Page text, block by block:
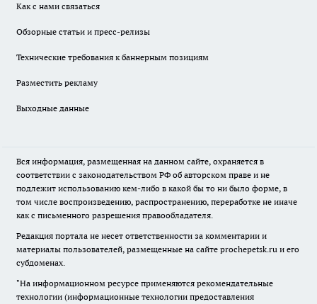
Как с нами связаться
Обзорные статьи и пресс-релизы
Технические требования к баннерным позициям
Разместить рекламу
Выходные данные
Вся информация, размещенная на данном сайте, охраняется в
соответствии с законодательством РФ об авторском праве и не
подлежит использованию кем-либо в какой бы то ни было форме, в
том числе воспроизведению, распространению, переработке не иначе
как с письменного разрешения правообладателя.
Редакция портала не несет ответственности за комментарии и
материалы пользователей, размещенные на сайте prochepetsk.ru и его
субдоменах.
"На информационном ресурсе применяются рекомендательные
технологии (информационные технологии предоставления